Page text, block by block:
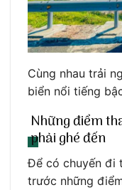
Cùng nhau trải
biển nổi tiếng
Những điểm
phải ghé đến
Để có chuyến đi
trước những